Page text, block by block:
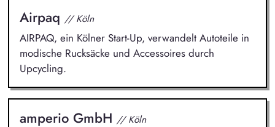
Airpaq // Köln
AIRPAQ, ein Kölner Start-Up, verwandelt Autoteile in
modische Rucksäcke und Accessoires durch
Upcycling.
amperio GmbH // Köln